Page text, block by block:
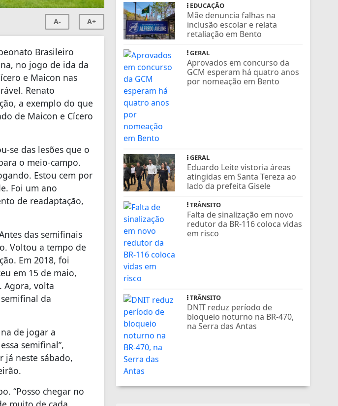
A- A+
Brasileiro
no jogo de ida da
e Maicon nas
Renato
a exemplo do que
de Maicon e Cícero
se das lesões que o
o meio-campo.
Estou cem por
Foi um ano
de readaptação,
das semifinais
Voltou a tempo de
Em 2018, foi
em 15 de maio,
Agora, volta
da
de jogar a
semifinal”,
já neste sábado,
“Posso chegar no
EDUCAÇÃO
Mãe denuncia falhas na
inclusão escolar e relata
retaliação em Bento
GERAL
Aprovados em concurso da
GCM esperam há quatro anos
por nomeação em Bento
GERAL
Eduardo Leite vistoria áreas
atingidas em Santa Tereza ao
lado da prefeita Gisele
TRÂNSITO
Falta de sinalização em novo
redutor da BR-116 coloca vidas
em risco
TRÂNSITO
DNIT reduz período de
bloqueio noturno na BR-470,
na Serra das Antas